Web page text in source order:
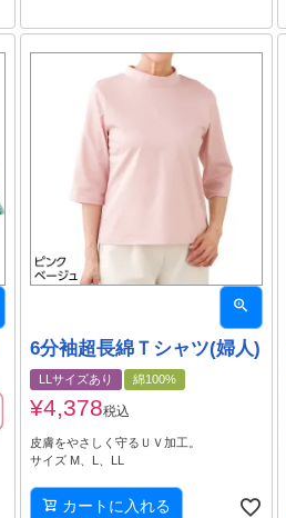
6分袖超長綿Ｔシャツ(婦人)
LLサイズあり 綿100%
¥4,378税込
皮膚をやさしく守るＵＶ加工。
サイズ M、L、LL
カートに入れる